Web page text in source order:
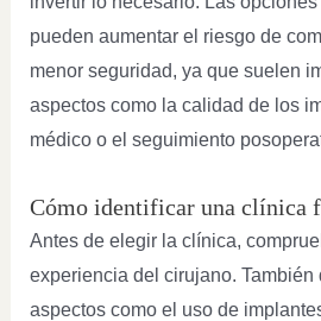
pueden aumentar el riesgo de
menor seguridad, ya que suelen
aspectos como la calidad de los
médico o el seguimiento
Cómo identificar una clínica
Antes de elegir la clínica,
experiencia del cirujano. También
aspectos como el uso de